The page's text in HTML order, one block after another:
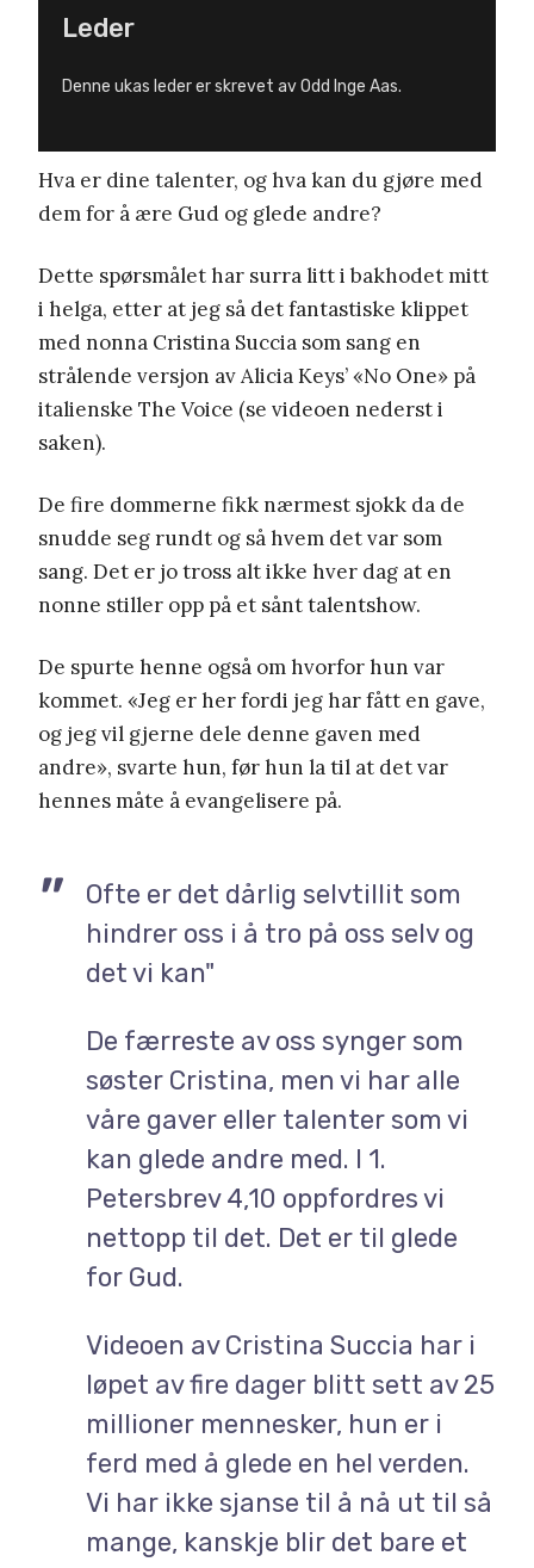
Leder
Denne ukas leder er skrevet av Odd Inge Aas.
Hva er dine talenter, og hva kan du gjøre med
dem for å ære Gud og glede andre?
Dette spørsmålet har surra litt i bakhodet mitt
i helga, etter at jeg så det fantastiske klippet
med nonna Cristina Succia som sang en
strålende versjon av Alicia Keys’ «No One» på
italienske The Voice (se videoen nederst i
saken).
De fire dommerne fikk nærmest sjokk da de
snudde seg rundt og så hvem det var som
sang. Det er jo tross alt ikke hver dag at en
nonne stiller opp på et sånt talentshow.
De spurte henne også om hvorfor hun var
kommet. «Jeg er her fordi jeg har fått en gave,
og jeg vil gjerne dele denne gaven med
andre», svarte hun, før hun la til at det var
hennes måte å evangelisere på.
Ofte er det dårlig selvtillit som
hindrer oss i å tro på oss selv og
det vi kan"
De færreste av oss synger som
søster Cristina, men vi har alle
våre gaver eller talenter som vi
kan glede andre med. I 1.
Petersbrev 4,10 oppfordres vi
nettopp til det. Det er til glede
for Gud.
Videoen av Cristina Succia har i
løpet av fire dager blitt sett av 25
millioner mennesker, hun er i
ferd med å glede en hel verden.
Vi har ikke sjanse til å nå ut til så
mange, kanskje blir det bare et